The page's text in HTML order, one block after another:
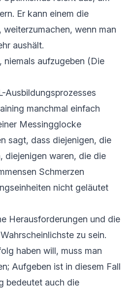
Er kann einem die
wenn man
aushält.
niemals aufzugeben (Die
Ausbildungsprozesses
manchmal einfach
Messingglocke
sagt, dass diejenigen, die
diejenigen waren, die die
Schmerzen
nicht geläutet
Herausforderungen und die
zu sein.
haben will, muss man
Aufgeben ist in diesem Fall
bedeutet auch die